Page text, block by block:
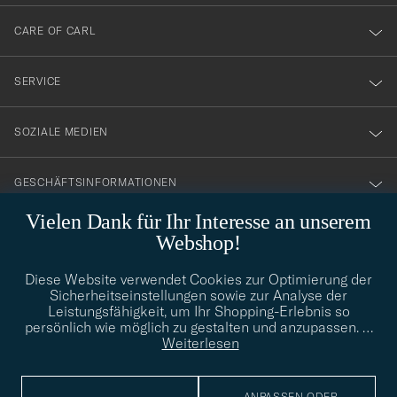
Vielen Dank für Ihr Interesse an unserem
Webshop!
Diese Website verwendet Cookies zur Optimierung der
Sicherheitseinstellungen sowie zur Analyse der
Leistungsfähigkeit, um Ihr Shopping-Erlebnis so
persönlich wie möglich zu gestalten und anzupassen. …
Weiterlesen
till
vårt
nyhetsbrev!
CARE OF CARL
SERVICE
SOZIALE MEDIEN
GESCHÄFTSINFORMATIONEN
info@careofcarl.de
Benötigen Sie Hilfe bei der Suche nach Ihrem persönlichen Stil?
Wenden Sie sich an uns, wir helfen Ihnen gerne weiter!